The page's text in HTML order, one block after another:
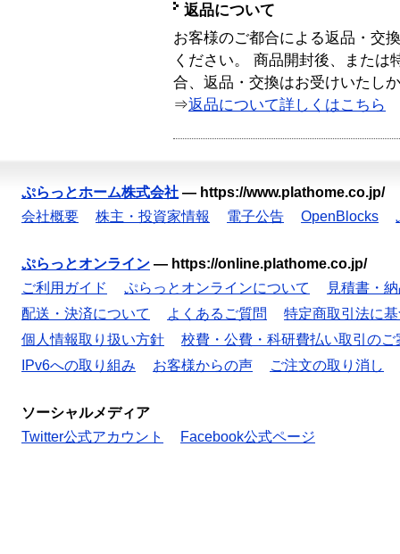
返品について
お客様のご都合による返品・交
ください。 商品開封後、または
合、返品・交換はお受けいたし
⇒返品について詳しくはこちら
ぷらっとホーム株式会社 — https://www.plathome.co.jp/
会社概要
株主・投資家情報 電子公告 OpenBlocks
ぷらっとオンライン — https://online.plathome.co.jp/
ご利用ガイド
ぷらっとオンラインについて
見積書・
配送・決済について
よくあるご質問
特定商取引法に
個人情報取り扱い方針
校費・公費・科研費払い取引のご
IPv6への取り組み
お客様からの声 ご注文の取り消し
ソーシャルメディア
Twitter公式アカウント
Facebook公式ページ